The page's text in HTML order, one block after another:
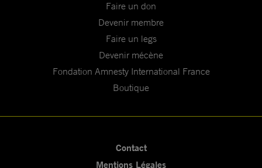
Faire un don
Devenir membre
Faire un legs
Devenir mécène
Fondation Amnesty International France
Boutique
Contact
Mentions Légales